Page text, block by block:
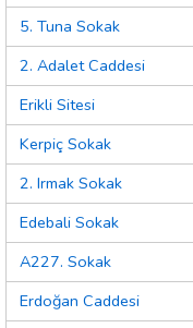
5. Tuna Sokak
2. Adalet Caddesi
Erikli Sitesi
Kerpiç Sokak
2. Irmak Sokak
Edebali Sokak
A227. Sokak
Erdoğan Caddesi